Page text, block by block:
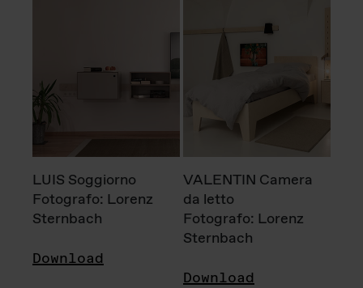
LUIS Soggiorno
Fotografo: Lorenz
Sternbach
Download
VALENTIN Camera
da letto
Fotografo: Lorenz
Sternbach
Download